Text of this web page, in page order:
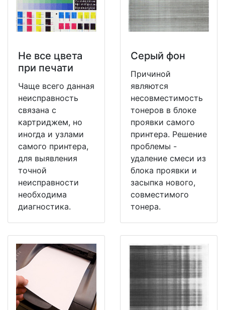
Не все цвета
при печати
Чаще всего данная
неисправность
связана с
картриджем, но
иногда и узлами
самого принтера,
для выявления
точной
неисправности
необходима
диагностика.
Серый фон
Причиной
являются
несовместимость
тонеров в блоке
проявки самого
принтера. Решение
проблемы -
удаление смеси из
блока проявки и
засыпка нового,
совместимого
тонера.